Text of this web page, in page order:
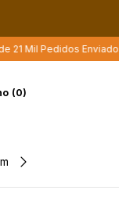
Enviados Mais
(0)